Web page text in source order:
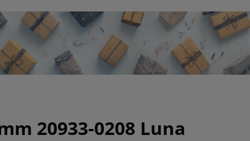
20933-0208 Luna